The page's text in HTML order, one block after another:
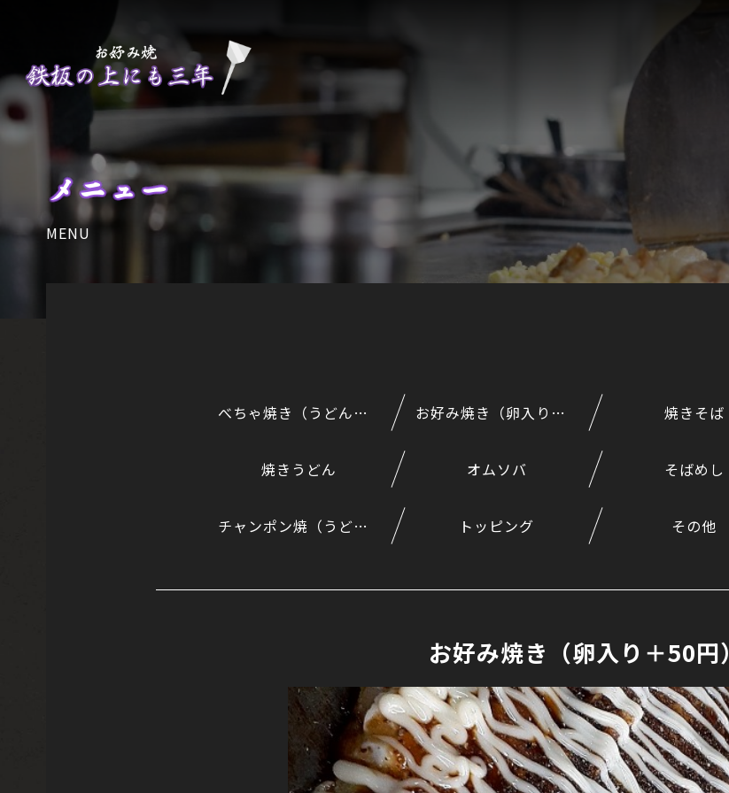
メニュー
MENU
べちゃ焼き（うどん入りのもんじゃ風） お好み焼き（卵入り＋50円） 焼きそば
焼きうどん オムソバ そばめし
チャンポン焼（うどんとそばのミックス） トッピング その他
お好み焼き（卵入り＋50円）